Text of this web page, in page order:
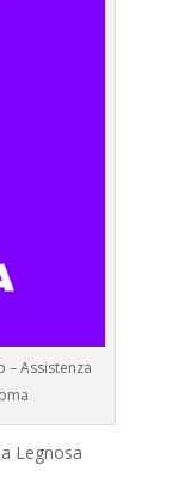
– Assistenza
Legnosa